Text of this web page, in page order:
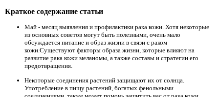
Краткое содержание статьи
Май - месяц выявления и профилактики рака кожи. Хотя некоторые
из основных советов могут быть полезными, очень мало
обсуждается питание и образ жизни в связи с раком
кожи.Существуют факторы образа жизни, которые влияют на
развитие рака кожи меланомы, а также составы и стратегии его
предотвращения.
Некоторые соединения растений защищают их от солнца.
Употребление в пищу растений, богатых фенольными